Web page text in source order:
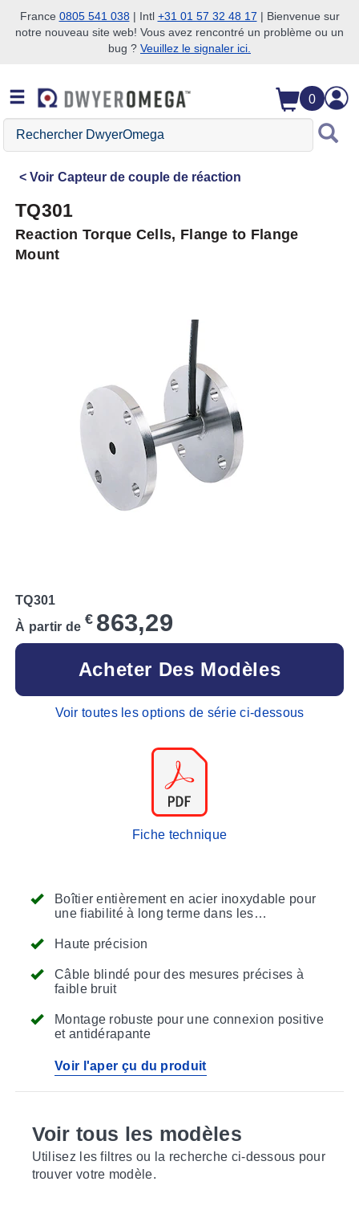
Passer à la recherche
Passer au contenu principal
Passer à la navigation
France 0805 541 038| Intl +31 01 57 32 48 17 | Bienvenue sur
notre nouveau site web! Vous avez rencontré un problème ou un
bug ? Veuillez le signaler ici.
0
Rechercher
DwyerOmega
Voir Capteur de couple de réaction
TQ301
Reaction Torque Cells, Flange to Flange
Mount
Boîtier entièrement en acier inoxydable pour
une fiabilité à long terme dans les
Haute précision
Câble blindé pour des mesures précises à
faible bruit
Montage robuste pour une connexion positive
et antidérapante
Voir l'aper çu du produit
TQ301
À partir de € 863,29
Acheter Des Modèles
Voir toutes les options de série ci-dessous
Fiche technique
Voir tous les modèles
Utilisez les filtres ou la recherche ci-dessous pour
trouver votre modèle.